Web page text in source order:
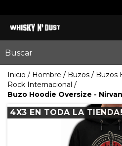
Inicio / Hombre / Buzos / Buzos
Rock Internacional /
Buzo Hoodie Oversize -
4X3 EN TODA LA TIENDA!